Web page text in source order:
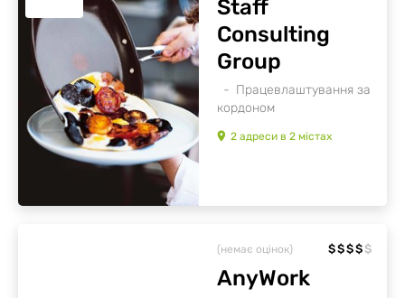
Працевлаштування за
кордоном
Staff
Consulting
Group
2 адреси в 2 містах
(немає оцінок) $$$$ $
AnyWork